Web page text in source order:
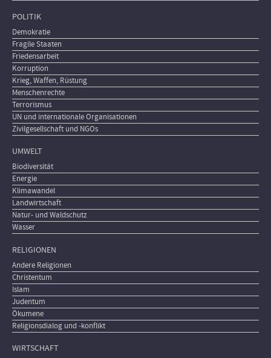
POLITIK
Demokratie
Fragile Staaten
Friedensarbeit
Korruption
Krieg, Waffen, Rüstung
Menschenrechte
Terrorismus
UN und internationale Organisationen
Zivilgesellschaft und NGOs
UMWELT
Biodiversität
Energie
Klimawandel
Landwirtschaft
Natur- und Waldschutz
Wasser
RELIGIONEN
Andere Religionen
Christentum
Islam
Judentum
Ökumene
Religionsdialog und -konflikt
WIRTSCHAFT